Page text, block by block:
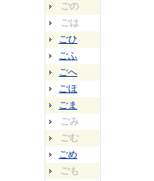
ごの
ごは
ごひ
ごふ
ごへ
ごほ
ごま
ごみ
ごむ
ごめ
ごも